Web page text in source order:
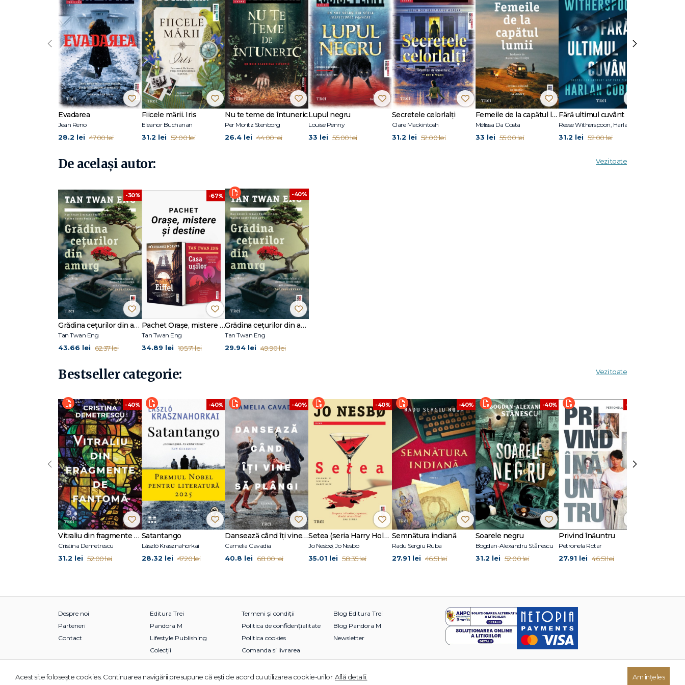
talentat." Toronto Star Tan Twan Eng s­-a născut în Penang, Malaysia. A studiat dreptul la University of London, lucrând ulterior ca avocat la
una dintre cele mai renumite firme de avocatură din Kuala Lumpur. Romanul său de debut, Darul ploii, a fost nominalizat la Man Booker
Prize 2007. Grădina cețurilor din amurg a câștigat Man Asian Literary Prize 2012 și Walter Scott Prize for Historical Fiction 2013. Al treilea
roman al său, Casa ușilor, a fost inclus pe lista lungă pentru Booker Prize 2023. Tan Twan Eng își împarte timpul între Kuala Lumpur și Cape
Town.
Evadarea
Jean Reno
28.2 lei 47.00 lei
Fiicele mării. Iris
Eleanor Buchanan
31.2 lei 52.00 lei
Nu te teme de întuneric
Per Moritz Stenborg
26.4 lei 44.00 lei
Lupul negru
Louise Penny
33 lei 55.00 lei
Secretele celorlalți
Clare Mackintosh
31.2 lei 52.00 lei
Femeile de la capătul lumii
Mélissa Da Costa
33 lei 55.00 lei
Fără ultimul cuvânt
31.2 lei 52.00 lei
‹ ›
De același autor: Vezi toate
-30%
Grădina cețurilor din amurg
Tan Twan Eng
43.66 lei 62.37 lei
-67%
Pachet Orașe, mistere și destine
Tan Twan Eng
34.89 lei 105.71 lei
-40%
Grădina cețurilor din amurg
Tan Twan Eng
29.94 lei 49.90 lei
Bestseller categorie: Vezi toate
-40%
Vitraliu din fragmente de fantomă
Cristina Demetrescu
31.2 lei 52.00 lei
-40%
Satantango
László Krasznahorkai
28.32 lei 47.20 lei
-40%
Dansează când îți vine să plângi
Camelia Cavadia
40.8 lei 68.00 lei
-40%
Setea (seria Harry Hole, vol. 11)
Jo Nesbø, Jo Nesbo
35.01 lei 58.35 lei
-40%
Semnătura indiană
Radu Sergiu Ruba
27.91 lei 46.51 lei
-40%
Soarele negru
Bogdan-Alexandru Stănescu
31.2 lei 52.00 lei
-40%
Privind înăuntru
Petronela Rotar
27.91 lei 46.51 lei
‹ ›
Despre noi
Parteneri
Contact
Editura Trei
Pandora M
Lifestyle Publishing
Colecții
Termeni și condiții
Politica de confidențialitate
Politica cookies
Comanda si livrarea
Blog Editura Trei
Blog Pandora M
Newsletter
© 2026 Grupul Editorial TREI. Toate drepturile rezervate.
Acest site foloseşte cookies. Continuarea navigării presupune că eşti de acord cu utilizarea cookie-urilor. Află detalii. Am înțeles